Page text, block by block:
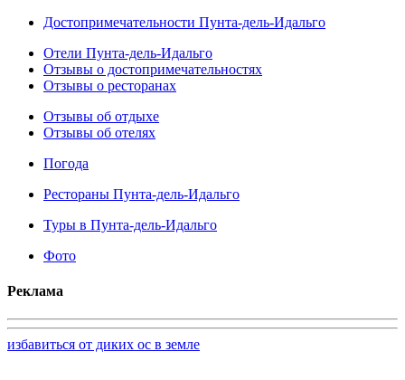
Достопримечательности Пунта-дель-Идальго
Отели Пунта-дель-Идальго
Отзывы о достопримечательностях
Отзывы о ресторанах
Отзывы об отдыхе
Отзывы об отелях
Погода
Рестораны Пунта-дель-Идальго
Туры в Пунта-дель-Идальго
Фото
Реклама
избавиться от диких ос в земле